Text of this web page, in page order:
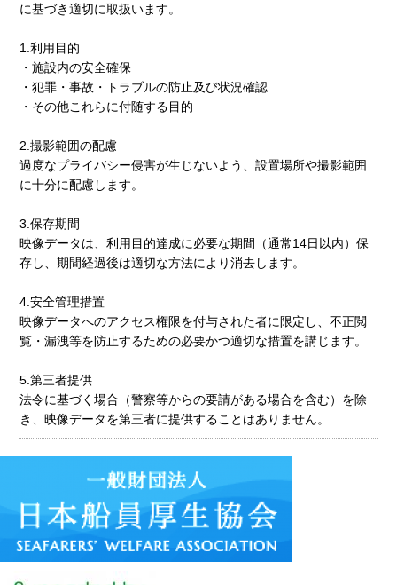
に基づき適切に取扱います。
1.利用目的
・施設内の安全確保
・犯罪・事故・トラブルの防止及び状況確認
・その他これらに付随する目的
2.撮影範囲の配慮
過度なプライバシー侵害が生じないよう、設置場所や撮影範囲
に十分に配慮します。
3.保存期間
映像データは、利用目的達成に必要な期間（通常14日以内）保
存し、期間経過後は適切な方法により消去します。
4.安全管理措置
映像データへのアクセス権限を付与された者に限定し、不正閲
覧・漏洩等を防止するための必要かつ適切な措置を講じます。
5.第三者提供
法令に基づく場合（警察等からの要請がある場合を含む）を除
き、映像データを第三者に提供することはありません。